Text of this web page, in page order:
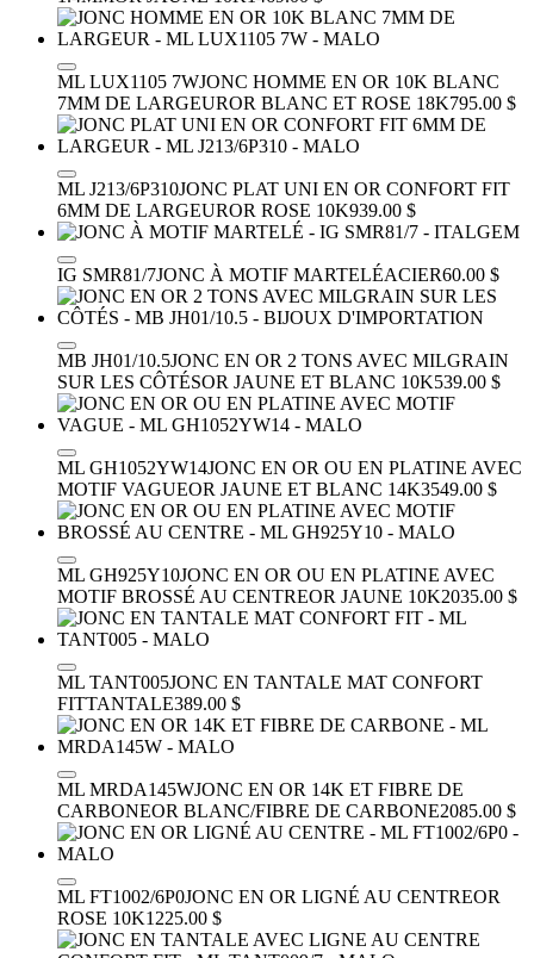
ML LUX1105 7WJONC HOMME EN OR 10K BLANC
7MM DE LARGEUROR BLANC ET ROSE 18K795.00 $
ML J213/6P310JONC PLAT UNI EN OR CONFORT FIT
6MM DE LARGEUROR ROSE 10K939.00 $
IG SMR81/7JONC À MOTIF MARTELÉACIER60.00 $
MB JH01/10.5JONC EN OR 2 TONS AVEC MILGRAIN
SUR LES CÔTÉSOR JAUNE ET BLANC 10K539.00 $
ML GH1052YW14JONC EN OR OU EN PLATINE AVEC
MOTIF VAGUEOR JAUNE ET BLANC 14K3549.00 $
ML GH925Y10JONC EN OR OU EN PLATINE AVEC
MOTIF BROSSÉ AU CENTREOR JAUNE 10K2035.00 $
ML TANT005JONC EN TANTALE MAT CONFORT
FITTANTALE389.00 $
ML MRDA145WJONC EN OR 14K ET FIBRE DE
CARBONEOR BLANC/FIBRE DE CARBONE2085.00 $
ML FT1002/6P0JONC EN OR LIGNÉ AU CENTREOR
ROSE 10K1225.00 $